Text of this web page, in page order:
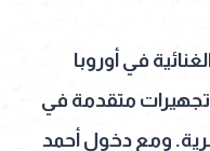
في أوروبا
متقدمة في
ومع دخول أحمد